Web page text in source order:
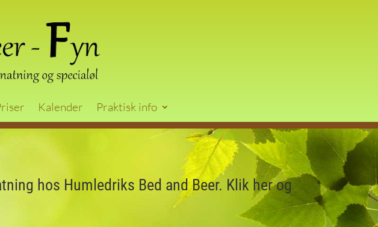
Kalender Praktisk info
hos Humledriks Bed and Beer. Klik her og